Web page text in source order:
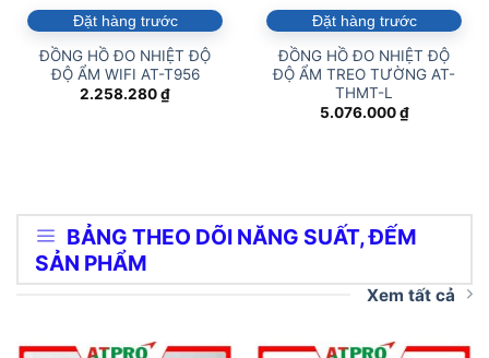
Đặt hàng trước
ĐỒNG HỒ ĐO NHIỆT ĐỘ
ĐỘ ẨM WIFI AT-T956
2.258.280₫
Đặt hàng trước
ĐỒNG HỒ ĐO NHIỆT ĐỘ
ĐỘ ẨM TREO TƯỜNG AT-
THMT-L
5.076.000₫
BẢNG THEO DÕI NĂNG SUẤT, ĐẾM
SẢN PHẨM
Xem tất cả